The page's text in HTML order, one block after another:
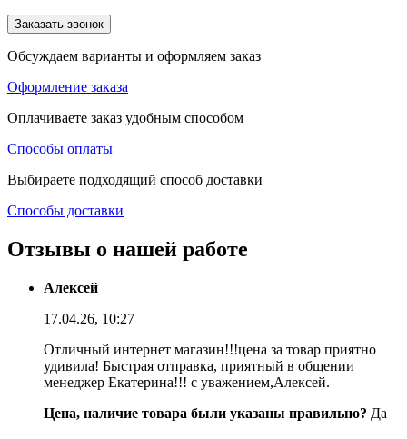
Заказать звонок
Обсуждаем варианты и оформляем заказ
Оформление заказа
Оплачиваете заказ удобным способом
Способы оплаты
Выбираете подходящий способ доставки
Способы доставки
Отзывы о нашей работе
Алексей
17.04.26, 10:27
Отличный интернет магазин!!!цена за товар приятно
удивила! Быстрая отправка, приятный в общении
менеджер Екатерина!!! с уважением,Алексей.
Цена, наличие товара были указаны правильно? Да